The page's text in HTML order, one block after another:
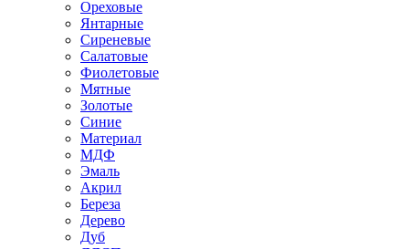
Ореховые
Янтарные
Сиреневые
Салатовые
Фиолетовые
Мятные
Золотые
Синие
Материал
МДФ
Эмаль
Акрил
Береза
Дерево
Дуб